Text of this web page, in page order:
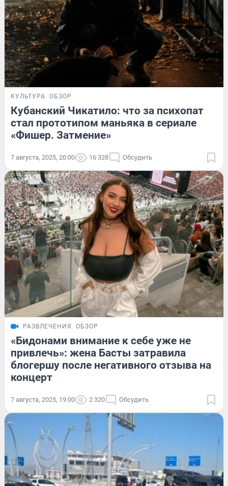
КУЛЬТУРА ОБЗОР
Кубанский Чикатило: что за психопат
стал прототипом маньяка в сериале
«Фишер. Затмение»
7 августа, 2025, 20:00 16 328 Обсудить
РАЗВЛЕЧЕНИЯ ОБЗОР
«Бидонами внимание к себе уже не
привлечь»: жена Басты затравила
блогершу после негативного отзыва на
концерт
7 августа, 2025, 19:00 2 320 Обсудить